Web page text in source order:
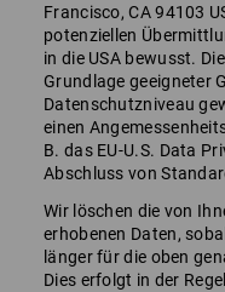
Francisco, CA 94103
potenziellen
in die USA bewusst.
Grundlage geeigneter
Datenschutzniveau
einen
B. das EU-U.S. Data
Abschluss von
Wir löschen die von
erhobenen Daten,
länger für die oben
Dies erfolgt in der